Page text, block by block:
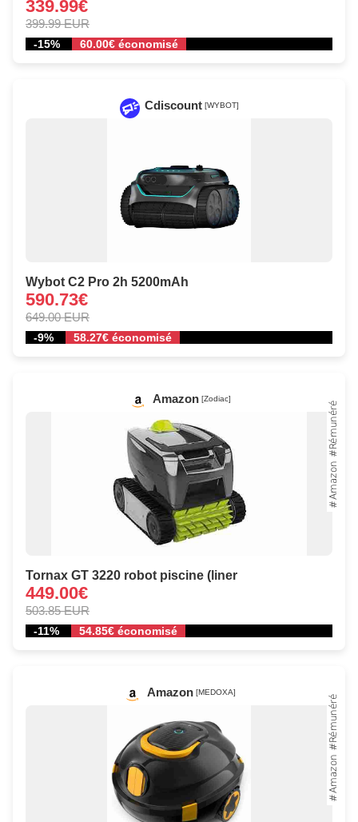
339.99€
399.99 EUR
-15% 60.00€ économisé
Cdiscount [WYBOT]
Wybot C2 Pro 2h 5200mAh
590.73€
649.00 EUR
-9% 58.27€ économisé
Amazon [Zodiac]
Tornax GT 3220 robot piscine (liner
449.00€
503.85 EUR
-11% 54.85€ économisé
Amazon [MEDOXA]